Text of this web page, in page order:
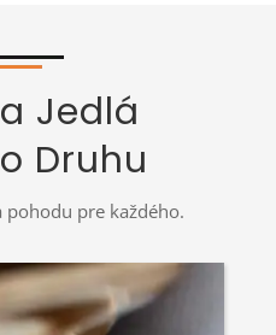
Jedlá
Druhu
pre každého.